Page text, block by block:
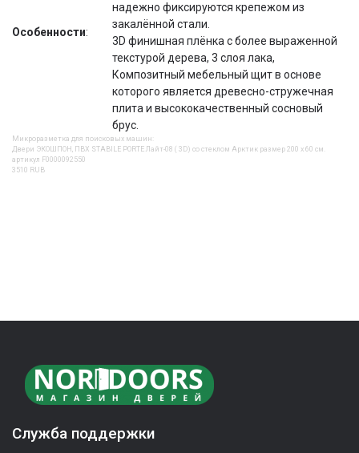
Особенности:
надежно фиксируются крепежом из
закалённой стали.
3D финишная плёнка с более выраженной
текстурой дерева, 3 слоя лака,
Композитный мебельный щит в основе
которого является древесно-стружечная
плита и высококачественный сосновый
брус.
Микроразметка для поисковых машин:
Двери ЭКОШПОН, ПВХ STABILE PORTE Лайт-08 ( 3D) со стеклом Арктик размер 200 х 60 см.
артикул F0000092550
3510 RUB
Служба поддержки